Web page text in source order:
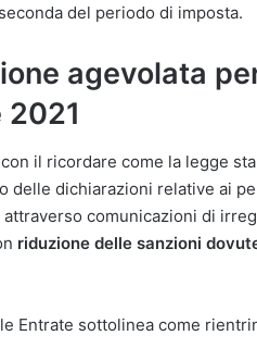
del periodo di imposta.
agevolata
il ricordare come la legge
delle dichiarazioni relative ai
comunicazioni di
riduzione delle sanzioni
Entrate sottolinea come